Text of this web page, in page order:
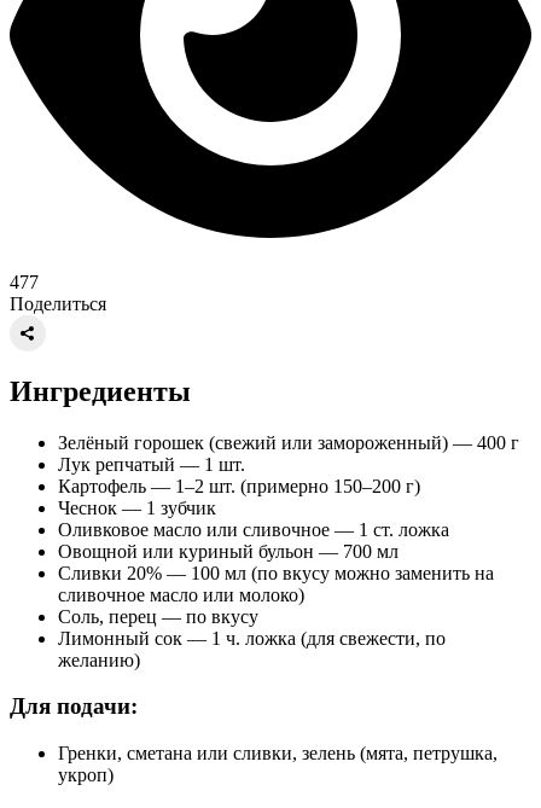
477
Поделиться
Ингредиенты
Зелёный горошек (свежий или замороженный) — 400 г
Лук репчатый — 1 шт.
Картофель — 1–2 шт. (примерно 150–200 г)
Чеснок — 1 зубчик
Оливковое масло или сливочное — 1 ст. ложка
Овощной или куриный бульон — 700 мл
Сливки 20% — 100 мл (по вкусу можно заменить на
сливочное масло или молоко)
Соль, перец — по вкусу
Лимонный сок — 1 ч. ложка (для свежести, по
желанию)
Для подачи:
Гренки, сметана или сливки, зелень (мята, петрушка,
укроп)